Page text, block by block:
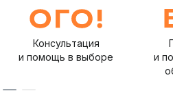
Консультация
и помощь в выборе
и